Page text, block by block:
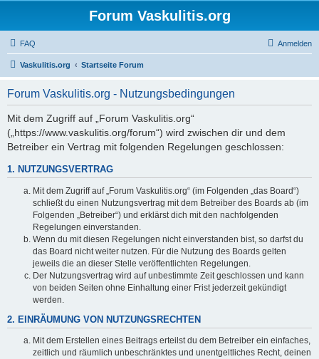
Forum Vaskulitis.org
FAQ Anmelden
Vaskulitis.org Startseite Forum
Forum Vaskulitis.org - Nutzungsbedingungen
Mit dem Zugriff auf „Forum Vaskulitis.org“
(„https://www.vaskulitis.org/forum“) wird zwischen dir und dem
Betreiber ein Vertrag mit folgenden Regelungen geschlossen:
1. NUTZUNGSVERTRAG
Mit dem Zugriff auf „Forum Vaskulitis.org“ (im Folgenden „das Board“)
schließt du einen Nutzungsvertrag mit dem Betreiber des Boards ab (im
Folgenden „Betreiber“) und erklärst dich mit den nachfolgenden
Regelungen einverstanden.
Wenn du mit diesen Regelungen nicht einverstanden bist, so darfst du
das Board nicht weiter nutzen. Für die Nutzung des Boards gelten
jeweils die an dieser Stelle veröffentlichten Regelungen.
Der Nutzungsvertrag wird auf unbestimmte Zeit geschlossen und kann
von beiden Seiten ohne Einhaltung einer Frist jederzeit gekündigt
werden.
2. EINRÄUMUNG VON NUTZUNGSRECHTEN
Mit dem Erstellen eines Beitrags erteilst du dem Betreiber ein einfaches,
zeitlich und räumlich unbeschränktes und unentgeltliches Recht, deinen